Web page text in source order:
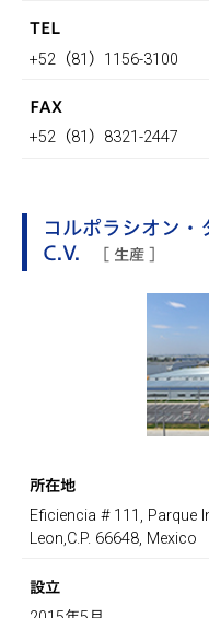
TEL
+52（81）1156-3100
FAX
+52（81）8321-2447
コルポラシオン・
C.V.
[ 生産 ]
所在地
Eficiencia # 111, Parque
Leon,C.P. 66648, Mexico
設立